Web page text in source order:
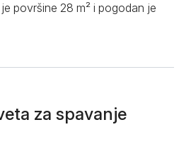
površine 28 m² i pogodan je
Po strukturi je studio
tuš kabinom i mašinom
raspolaganju i brojne dodatne
TV sa kablovskim
za spavanje